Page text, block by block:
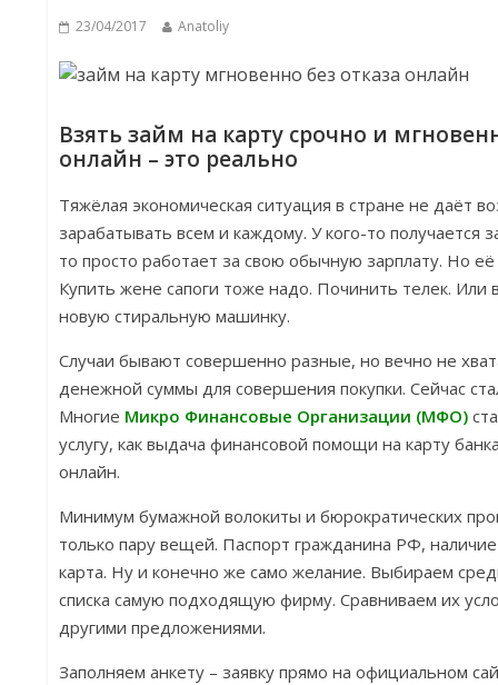
23/04/2017 Anatoliy
Взять займ на карту срочно и
онлайн – это реально
Тяжёлая экономическая ситуация в стране не даёт
зарабатывать всем и каждому. У кого-то получается
то просто работает за свою обычную зарплату. Но
Купить жене сапоги тоже надо. Починить телек. Или
новую стиральную машинку.
Случаи бывают совершенно разные, но вечно не
денежной суммы для совершения покупки. Сейчас
Многие Микро Финансовые Организации (МФО)
услугу, как выдача финансовой помощи на карту
онлайн.
Минимум бумажной волокиты и бюрократических
только пару вещей. Паспорт гражданина РФ,
карта. Ну и конечно же само желание. Выбираем
списка самую подходящую фирму. Сравниваем их
другими предложениями.
Заполняем анкету – заявку прямо на официальном